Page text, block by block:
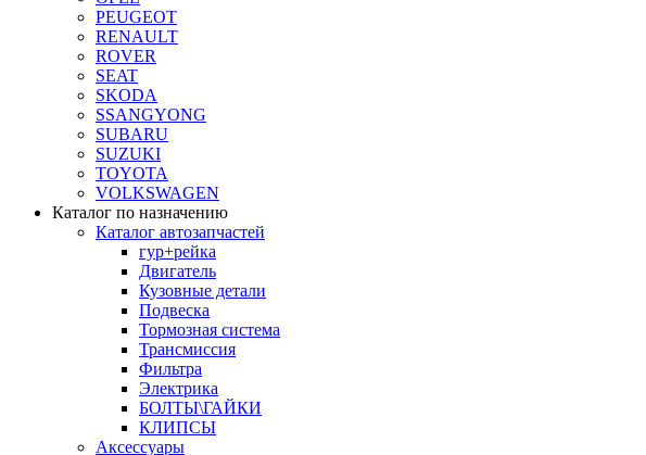
PEUGEOT
RENAULT
ROVER
SEAT
SKODA
SSANGYONG
SUBARU
SUZUKI
TOYOTA
VOLKSWAGEN
Каталог по назначению
Каталог автозапчастей
гур+рейка
Двигатель
Кузовные детали
Подвеска
Тормозная система
Трансмиссия
Фильтра
Электрика
БОЛТЫ\ГАЙКИ
КЛИПСЫ
Аксессуары